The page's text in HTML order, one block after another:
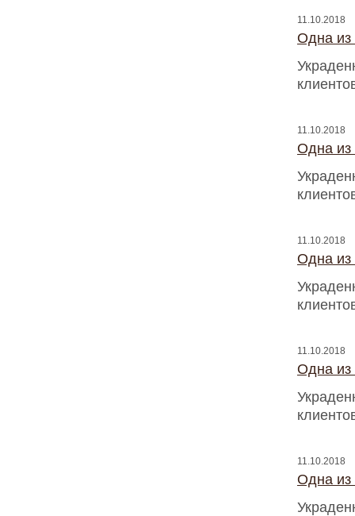
11.10.2018
Одна из
11.10.2018
Одна из
11.10.2018
Одна из
11.10.2018
Одна из
11.10.2018
Одна из